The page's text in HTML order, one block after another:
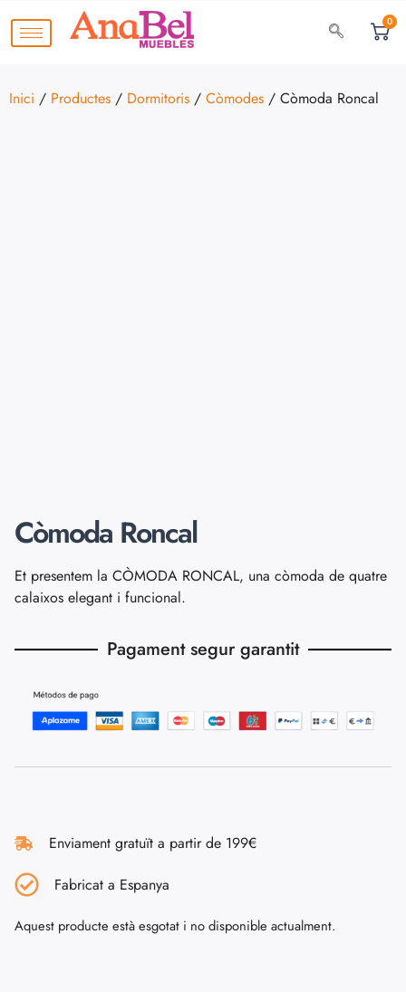
0
Inici / Productes / Dormitoris / Còmodes / Còmoda Roncal
Còmoda Roncal
Et presentem la CÒMODA RONCAL, una còmoda de quatre
calaixos elegant i funcional.
Pagament segur garantit
Enviament gratuït a partir de 199€
Fabricat a Espanya
Aquest producte està esgotat i no disponible actualment.